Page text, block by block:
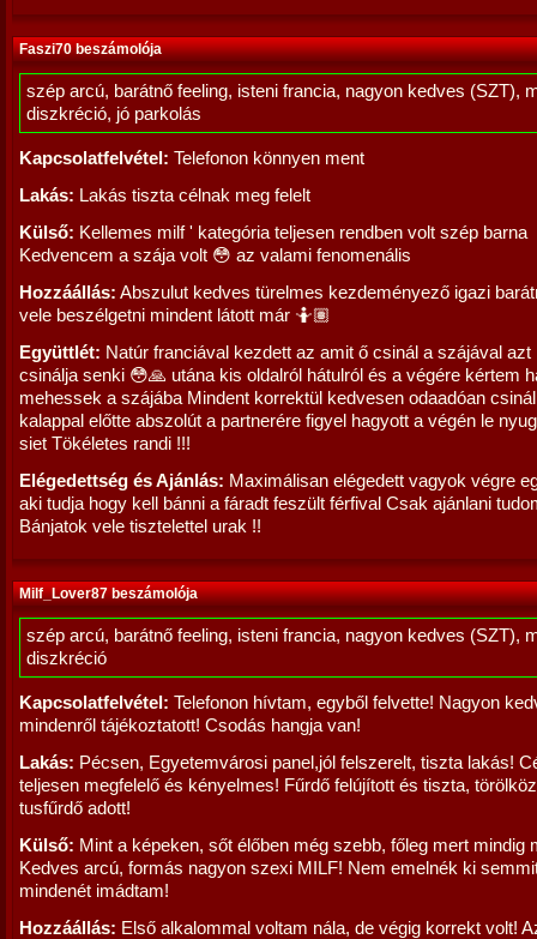
Faszi70 beszámolója
szép arcú, barátnő feeling, isteni francia, nagyon kedves (SZT),
diszkréció, jó parkolás
Kapcsolatfelvétel: Telefonon könnyen ment
Lakás: Lakás tiszta célnak meg felelt
Külső: Kellemes milf ' kategória teljesen rendben volt szép barna
Kedvencem a szája volt 😳 az valami fenomenális
Hozzáállás: Abszulut kedves türelmes kezdeményező igazi
vele beszélgetni mindent látott már 🤷🏽
Együttlét: Natúr franciával kezdett az amit ő csinál a szájával azt
csinálja senki 😳🙏 utána kis oldalról hátulról és a végére kértem
mehessek a szájába Mindent korrektül kedvesen odaadóan
kalappal előtte abszolút a partnerére figyel hagyott a végén le
siet Tökéletes randi !!!
Elégedettség és Ajánlás: Maximálisan elégedett vagyok végre
aki tudja hogy kell bánni a fáradt feszült férfival Csak ajánlani
Bánjatok vele tisztelettel urak !!
Milf_Lover87 beszámolója
szép arcú, barátnő feeling, isteni francia, nagyon kedves (SZT),
diszkréció
Kapcsolatfelvétel: Telefonon hívtam, egyből felvette! Nagyon
mindenről tájékoztatott! Csodás hangja van!
Lakás: Pécsen, Egyetemvárosi panel,jól felszerelt, tiszta lakás!
teljesen megfelelő és kényelmes! Fűrdő felújított és tiszta,
tusfűrdő adott!
Külső: Mint a képeken, sőt élőben még szebb, főleg mert mindig
Kedves arcú, formás nagyon szexi MILF! Nem emelnék ki
mindenét imádtam!
Hozzáállás: Első alkalommal voltam nála, de végig korrekt volt!